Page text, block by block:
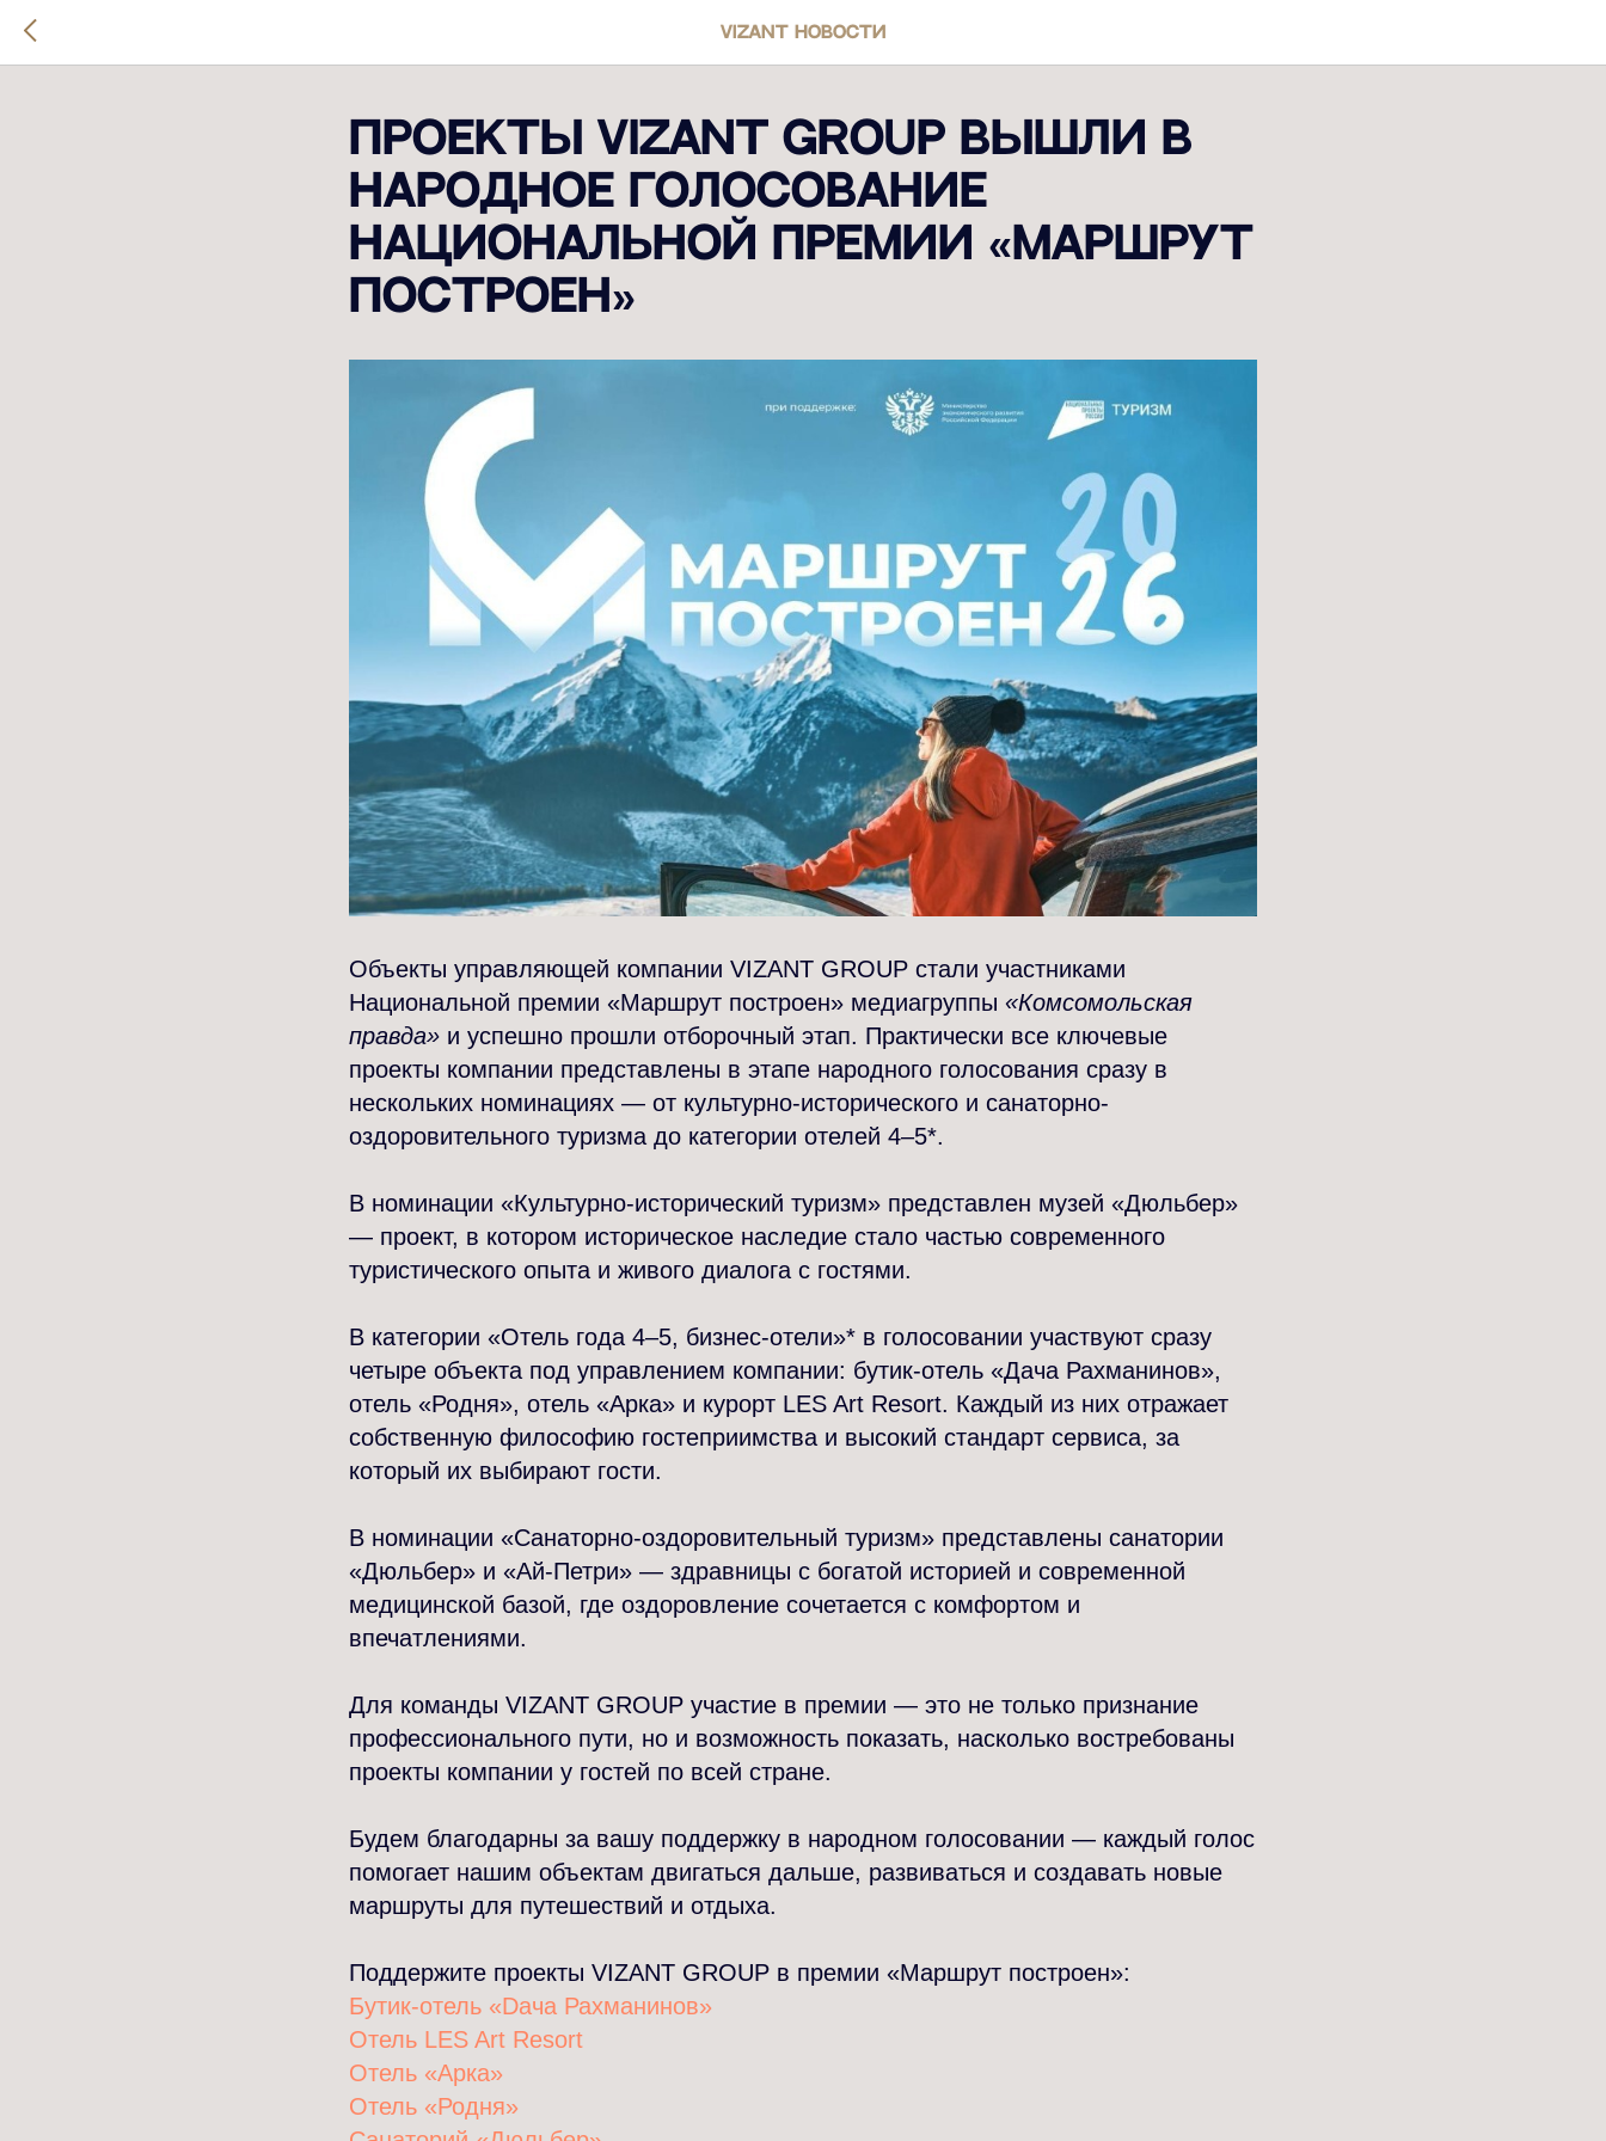
VIZANT новости
Проекты VIZANT GROUP вышли в
народное голосование
Национальной премии «Маршрут
построен»
Объекты управляющей компании VIZANT GROUP стали участниками
Национальной премии «Маршрут построен» медиагруппы «Комсомольская
правда» и успешно прошли отборочный этап. Практически все ключевые
проекты компании представлены в этапе народного голосования сразу в
нескольких номинациях — от культурно-исторического и санаторно-
оздоровительного туризма до категории отелей 4–5*.
В номинации «Культурно-исторический туризм» представлен музей «Дюльбер»
— проект, в котором историческое наследие стало частью современного
туристического опыта и живого диалога с гостями.
В категории «Отель года 4–5, бизнес-отели»* в голосовании участвуют сразу
четыре объекта под управлением компании: бутик-отель «Дача Рахманинов»,
отель «Родня», отель «Арка» и курорт LES Art Resort. Каждый из них отражает
собственную философию гостеприимства и высокий стандарт сервиса, за
который их выбирают гости.
В номинации «Санаторно-оздоровительный туризм» представлены санатории
«Дюльбер» и «Ай-Петри» — здравницы с богатой историей и современной
медицинской базой, где оздоровление сочетается с комфортом и
впечатлениями.
Для команды VIZANT GROUP участие в премии — это не только признание
профессионального пути, но и возможность показать, насколько востребованы
проекты компании у гостей по всей стране.
Будем благодарны за вашу поддержку в народном голосовании — каждый голос
помогает нашим объектам двигаться дальше, развиваться и создавать новые
маршруты для путешествий и отдыха.
Поддержите проекты VIZANT GROUP в премии «Маршрут построен»:
Бутик-отель «Dача Рахманинов»
Отель LES Art Resort
Отель «Арка»
Отель «Родня»